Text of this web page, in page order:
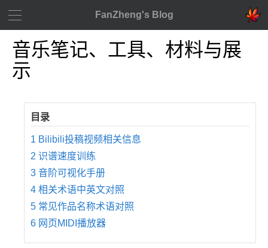
FanZheng's Blog
音乐笔记、工具、材料与展
示
1 Bilibili投稿视频相关信息
2 识谱速度训练
3 音阶可视化手册
4 相关术语中英文对照
5 常见作品名称术语对照
6 网页MIDI播放器